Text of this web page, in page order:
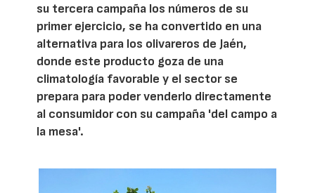
su tercera campaña los números de su
primer ejercicio, se ha convertido en una
alternativa para los olivareros de Jaén,
donde este producto goza de una
climatología favorable y el sector se
prepara para poder venderlo directamente
al consumidor con su campaña 'del campo a
la mesa'.